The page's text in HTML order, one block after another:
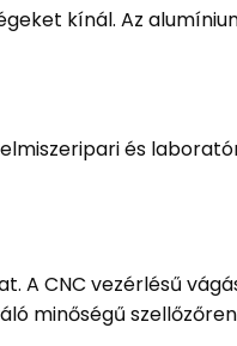
kínál. Az
és
CNC vezérlésű
minőségű